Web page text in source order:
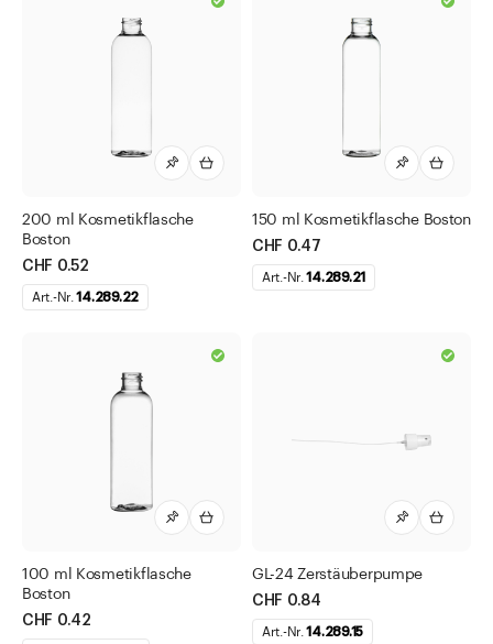
200 ml Kosmetikflasche
Boston
CHF 0.52
Art.-Nr.14.289.22
150 ml Kosmetikflasche Boston
CHF 0.47
Art.-Nr.14.289.21
100 ml Kosmetikflasche
Boston
CHF 0.42
GL-24 Zerstäuberpumpe
CHF 0.84
Art.-Nr.14.289.15